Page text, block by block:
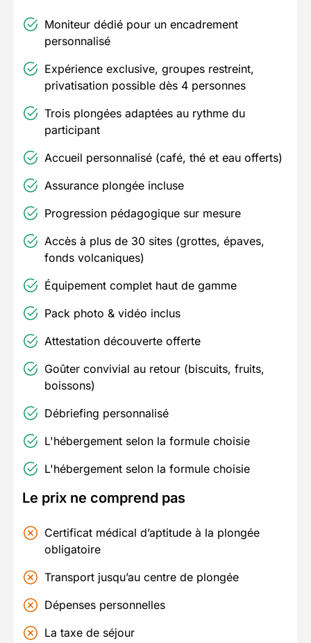
Moniteur dédié pour un encadrement
personnalisé
Expérience exclusive, groupes restreint,
privatisation possible dès 4 personnes
Trois plongées adaptées au rythme du
participant
Accueil personnalisé (café, thé et eau offerts)
Assurance plongée incluse
Progression pédagogique sur mesure
Accès à plus de 30 sites (grottes, épaves,
fonds volcaniques)
Équipement complet haut de gamme
Pack photo & vidéo inclus
Attestation découverte offerte
Goûter convivial au retour (biscuits, fruits,
boissons)
Débriefing personnalisé
L'hébergement selon la formule choisie
L'hébergement selon la formule choisie
Le prix ne comprend pas
Certificat médical d’aptitude à la plongée
obligatoire
Transport jusqu’au centre de plongée
Dépenses personnelles
La taxe de séjour